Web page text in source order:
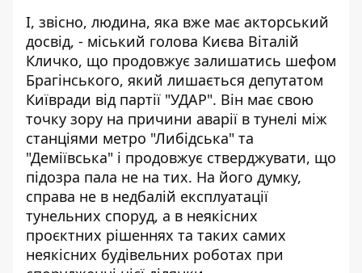
І, звісно, людина, яка вже має акторський
досвід, - міський голова Києва Віталій
Кличко, що продовжує залишатись шефом
Брагінського, який лишається депутатом
Київради від партії "УДАР". Він має свою
точку зору на причини аварії в тунелі між
станціями метро "Либідська" та
"Деміївська" і продовжує стверджувати, що
підозра пала не на тих. На його думку,
справа не в недбалій експлуатації
тунельних споруд, а в неякісних
проєктних рішеннях та таких самих
неякісних будівельних роботах при